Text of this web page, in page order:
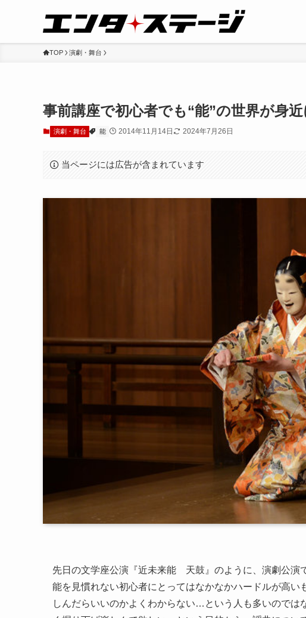
TOP 演劇・舞台
事前講座で初心者でも“能”の世界が身
演劇・舞台 能 2014年11月14日 2024年7月26日
当ページには広告が含まれています
先日の文学座公演『近未来能 天鼓』のように、演劇公演
能を見慣れない初心者にとってはなかなかハードルが高
しんだらいいのかよくわからない…という人も多いのでは